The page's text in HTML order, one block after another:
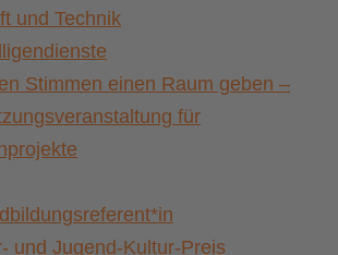
und Technik
Stimmen einen Raum geben –
für
und Jugend-Kultur-Preis